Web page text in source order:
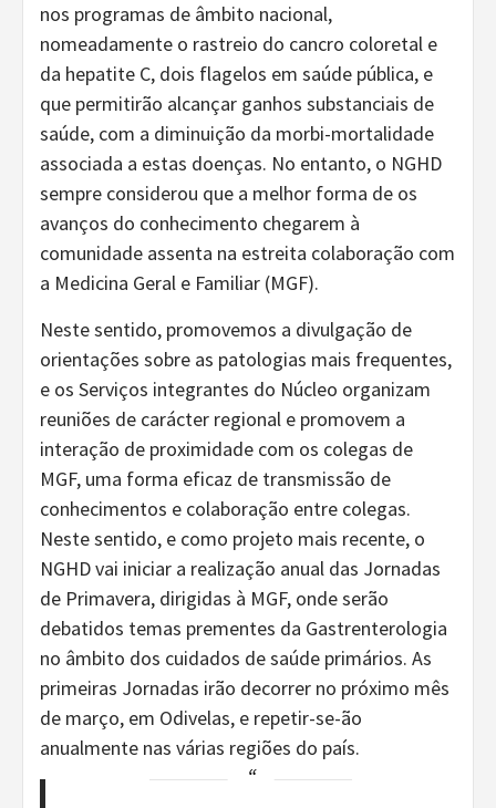
nos programas de âmbito nacional,
nomeadamente o rastreio do cancro coloretal e
da hepatite C, dois flagelos em saúde pública, e
que permitirão alcançar ganhos substanciais de
saúde, com a diminuição da morbi-mortalidade
associada a estas doenças. No entanto, o NGHD
sempre considerou que a melhor forma de os
avanços do conhecimento chegarem à
comunidade assenta na estreita colaboração com
a Medicina Geral e Familiar (MGF).
Neste sentido, promovemos a divulgação de
orientações sobre as patologias mais frequentes,
e os Serviços integrantes do Núcleo organizam
reuniões de carácter regional e promovem a
interação de proximidade com os colegas de
MGF, uma forma eficaz de transmissão de
conhecimentos e colaboração entre colegas.
Neste sentido, e como projeto mais recente, o
NGHD vai iniciar a realização anual das Jornadas
de Primavera, dirigidas à MGF, onde serão
debatidos temas prementes da Gastrenterologia
no âmbito dos cuidados de saúde primários. As
primeiras Jornadas irão decorrer no próximo mês
de março, em Odivelas, e repetir-se-ão
anualmente nas várias regiões do país.